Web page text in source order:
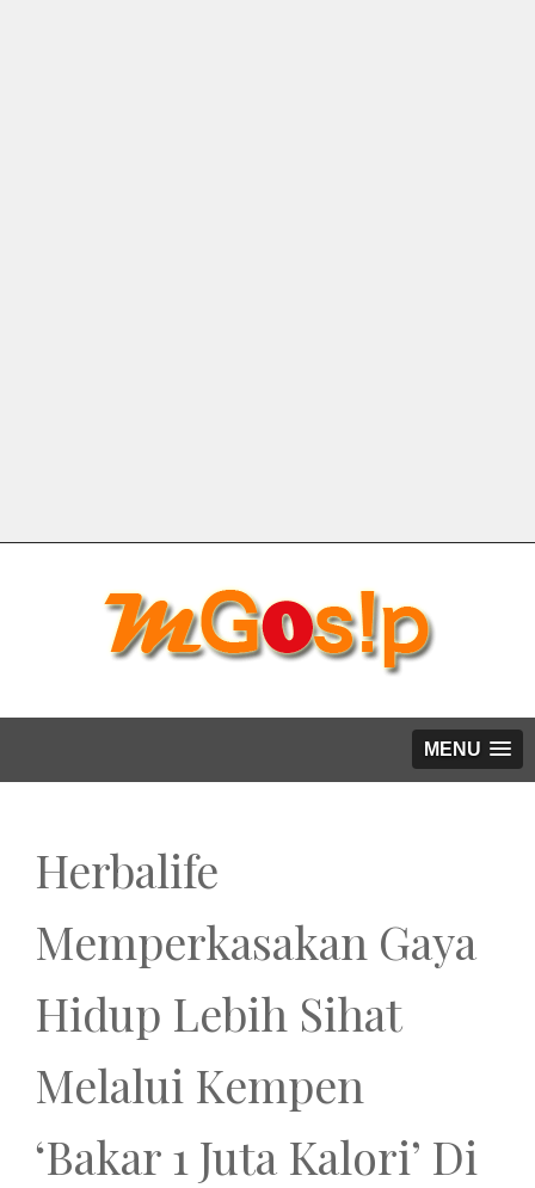
MENU
Herbalife
Memperkasakan Gaya
Hidup Lebih Sihat
Melalui Kempen
‘Bakar 1 Juta Kalori’ Di